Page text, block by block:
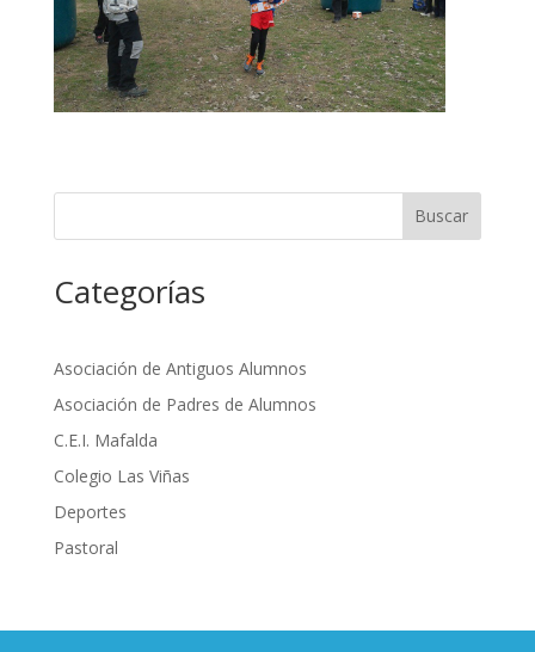
Buscar
Categorías
Asociación de Antiguos Alumnos
Asociación de Padres de Alumnos
C.E.I. Mafalda
Colegio Las Viñas
Deportes
Pastoral